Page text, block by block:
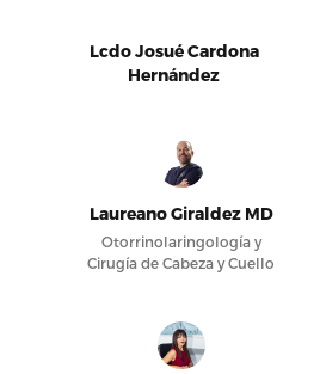
Lcdo Josué Cardona
Hernández
Laureano Giraldez MD
Otorrinolaringología y
Cirugía de Cabeza y Cuello